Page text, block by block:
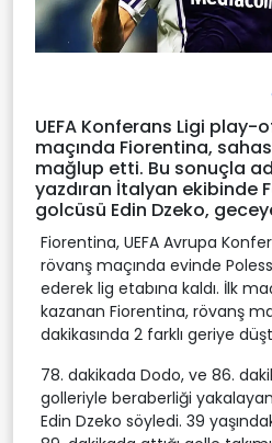
UEFA Konferans Ligi play-
maçında Fiorentina,
mağlup etti. Bu sonuçla
yazdıran İtalyan ekibinde
golcüsü Edin Dzeko,
Fiorentina, UEFA Avrupa
rövanş maçında evinde
ederek lig etabına kaldı. İlk
kazanan Fiorentina, rövanş
dakikasında 2 farklı geriye
78. dakikada Dodo, ve 86.
golleriyle beraberliği
Edin Dzeko söyledi. 39